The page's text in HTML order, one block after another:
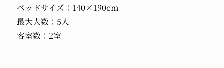
ベッドサイズ：140×190cm
最大人数：5人
客室数：2室